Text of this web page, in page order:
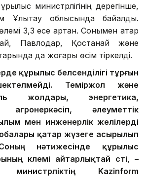
министрлігінің дерегінше,
Ұлытау облысында байқалды.
3,3 есе артқан. Сонымен қатар
Павлодар, Қостанай және
да жоғары өсім тіркелді.
құрылыс белсенділігі тұрғын
Теміржол және
жолдары, энергетика,
агроөнеркәсіп, әлеуметтік
мен инженерлік желілерді
қатар жүзеге асырылып
нәтижесінде құрылыс
көлемі айтарлықтай өсті, –
министрліктің Kazinform